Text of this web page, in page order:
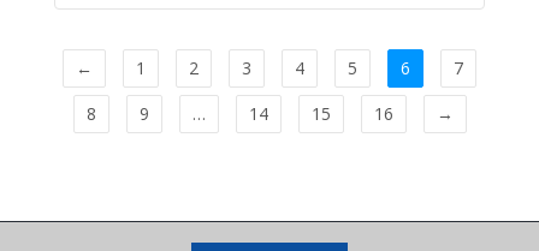
← 1 2 3 4 5 6
7
8
9 … 14 15 16 →